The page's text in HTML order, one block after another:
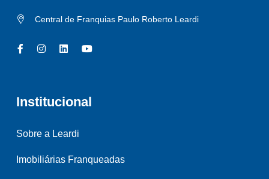
Central de Franquias Paulo Roberto Leardi
Institucional
Sobre a Leardi
Imobiliárias Franqueadas